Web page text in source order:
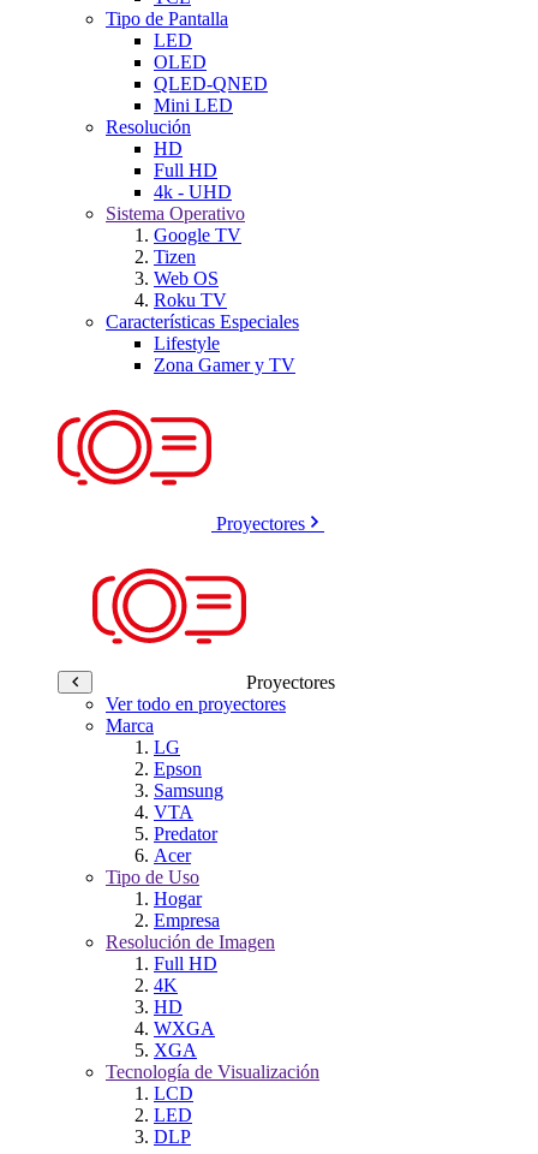
Tipo de Pantalla
LED
OLED
QLED-QNED
Mini LED
Resolución
HD
Full HD
4k - UHD
Sistema Operativo
Google TV
Tizen
Web OS
Roku TV
Características Especiales
Lifestyle
Zona Gamer y TV
Proyectores
Proyectores
Ver todo en proyectores
Marca
LG
Epson
Samsung
VTA
Predator
Acer
Tipo de Uso
Hogar
Empresa
Resolución de Imagen
Full HD
4K
HD
WXGA
XGA
Tecnología de Visualización
LCD
LED
DLP